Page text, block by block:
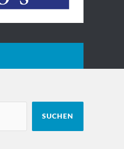
SUCHEN